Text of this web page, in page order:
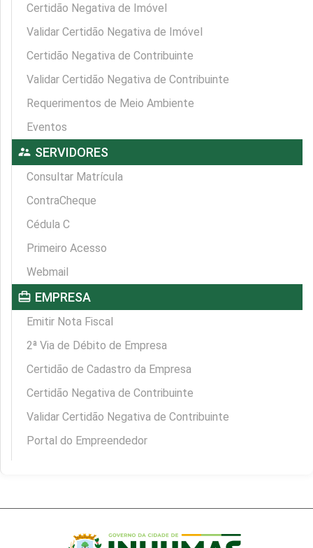
Certidão Negativa de Imóvel
Validar Certidão Negativa de Imóvel
Certidão Negativa de Contribuinte
Validar Certidão Negativa de Contribuinte
Requerimentos de Meio Ambiente
Eventos
supervisor_account SERVIDORES
Consultar Matrícula
ContraCheque
Cédula C
Primeiro Acesso
Webmail
card_travel EMPRESA
Emitir Nota Fiscal
2ª Via de Débito de Empresa
Certidão de Cadastro da Empresa
Certidão Negativa de Contribuinte
Validar Certidão Negativa de Contribuinte
Portal do Empreendedor